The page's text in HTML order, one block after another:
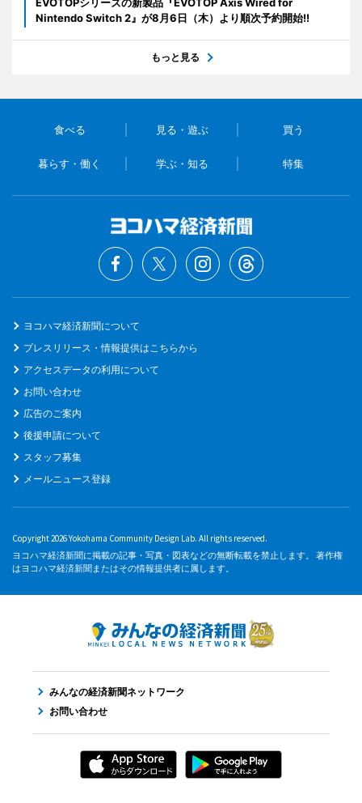
Nintendo Switch 2』が8月6日（木）より順次予約開始!!
もっと見る
食べる 見る・遊ぶ 買う
暮らす・働く 学ぶ・知る 特集
ヨコハマ経済新聞について
プレスリリース・情報提供はこちらから
アクセスデータの利用について
お問い合わせ
広告のご案内
後援申請について
スタッフ募集
メールニュース登録
Copyright 2026 Yokohama Community Design Lab. All rights reserved.
ヨコハマ経済新聞に掲載の記事・写真・図表などの無断転載を禁止します。 著作権
はヨコハマ経済新聞またはその情報提供者に属します。
みんなの経済新聞ネットワーク
お問い合わせ